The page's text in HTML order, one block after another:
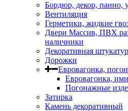
Бордюр, декор, панно,
Вентиляция
Герметики, жидкие
Двери Массив, ПВХ
наличники
Декоративная
Дорожки
Евровагонка,
Евровагонка,
Погонажные
Затирка
Камень декоративный